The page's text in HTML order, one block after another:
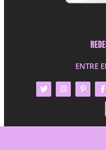
ENTRE